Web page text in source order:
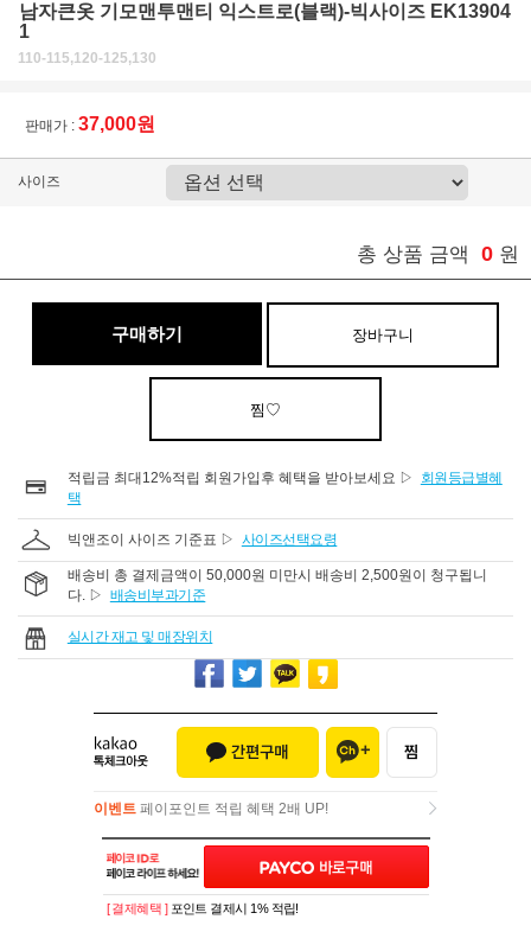
남자큰옷 기모맨투맨티 익스트로(블랙)-빅사이즈 EK13904
1
110-115,120-125,130
판매가 : 37,000원
사이즈
총 상품 금액 0 원
구매하기 장바구니
찜♡
적립금 최대12%적립 회원가입후 혜택을 받아보세요 ▷
회원등급별혜
택
빅앤조이 사이즈 기준표 ▷ 사이즈선택요령
배송비 총 결제금액이 50,000원 미만시 배송비 2,500원이 청구됩니
다. ▷ 배송비부과기준
실시간 재고 및 매장위치
이벤트 페이포인트 적립 혜택 2배 UP!
이벤트페이포인트 적립 혜택 2배 UP!
[ 결제혜택 ] 포인트 결제시 1% 적립!